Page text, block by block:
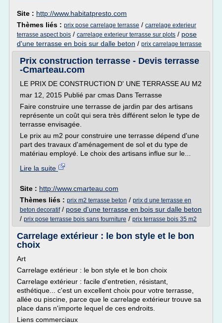
Site : http://www.habitatpresto.com
Thèmes liés : prix pose carrelage terrasse / carrelage exterieur
terrasse aspect bois / carrelage exterieur terrasse sur plots / pose
d'une terrasse en bois sur dalle beton / prix carrelage terrasse
Prix construction terrasse - Devis terrasse
-Cmarteau.com
LE PRIX DE CONSTRUCTION D' UNE TERRASSE AU M2
mar 12, 2015 Publié par cmas Dans Terrasse
Faire construire une terrasse de jardin par des artisans
représente un coût qui sera très différent selon le type de
terrasse envisagée.
Le prix au m2 pour construire une terrasse dépend d'une
part des travaux d'aménagement de sol et du type de
matériau employé. Le choix des artisans influe sur le...
Lire la suite
Site : http://www.cmarteau.com
Thèmes liés : prix m2 terrasse beton / prix d une terrasse en
beton decoratif/ pose d'une terrasse en bois sur dalle beton
/ prix pose terrasse bois sans fourniture / prix terrasse bois 35 m2
Carrelage extérieur : le bon style et le bon
choix
Art
Carrelage extérieur : le bon style et le bon choix
Carrelage extérieur : facile d'entretien, résistant,
esthétique... c'est un excellent choix pour votre terrasse,
allée ou piscine, parce que le carrelage extérieur trouve sa
place dans n'importe lequel de ces endroits.
Liens commerciaux